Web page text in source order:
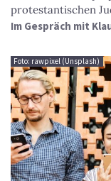
protestantischen
Im Gespräch mit
Foto: rawpixel (Unsplash)